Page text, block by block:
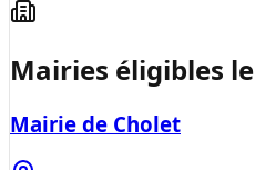
Mairies éligibles
Mairie de Cholet